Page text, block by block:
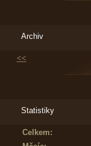
Archiv
<<
Statistiky
Celkem: